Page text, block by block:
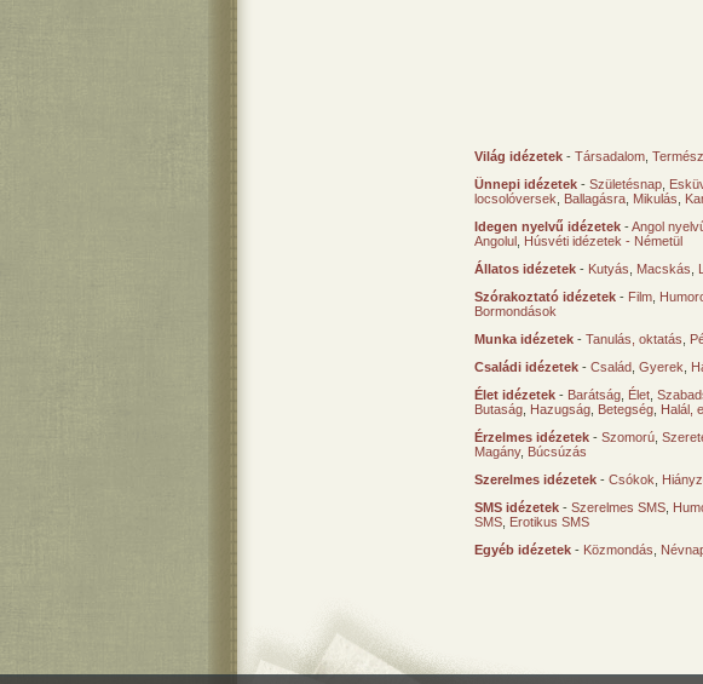
Világ idézetek - Társadalom
Ünnepi idézetek - Születésnap
locsolóversek
Ballagásra Mikulás
Idegen nyelvű idézetek -Angol
Angolul Húsvéti idézetek - Németül
Állatos idézetek - Kutyás Macskás
Szórakoztató idézetek - Film
Bormondások
Munka idézetek - Tanulás, oktatás
Családi idézetek - Család Gyerek
Élet idézetek - Barátság Élet
Butaság Hazugság Betegség Halál,
Érzelmes idézetek - Szomorú
Magány, Búcsúzás
Szerelmes idézetek - Csókok
SMS idézetek - Szerelmes SMS
SMS Erotikus SMS
Egyéb idézetek - Közmondás